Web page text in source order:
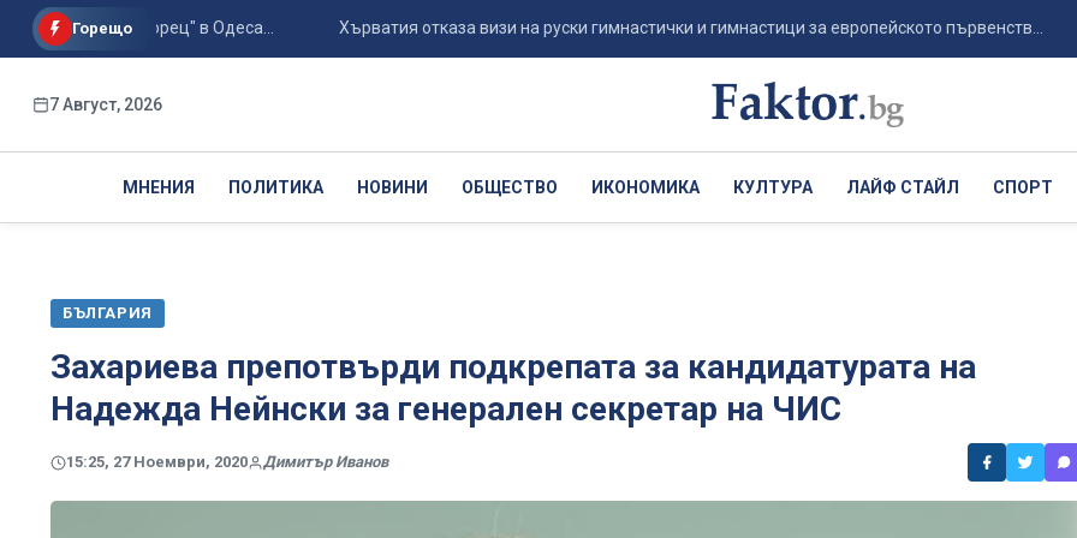
Горещо
"Черноморец" в Одеса... Хърватия отказа визи на руски гимнастички и гимнастици за европейското първенств...
7 Август, 2026
МНЕНИЯ ПОЛИТИКА НОВИНИ ОБЩЕСТВО ИКОНОМИКА КУЛТУРА ЛАЙФ СТАЙЛ СПОРТ
БЪЛГАРИЯ
Захариева препотвърди подкрепата за кандидатурата на
Надежда Нейнски за генерален секретар на ЧИС
15:25, 27 Ноември, 2020 Димитър Иванов